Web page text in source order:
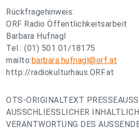
Rückfragehinweis:
ORF Radio Öffentlichkeitsarbeit
Barbara Hufnagl
Tel.: (01) 501 01/18175
mailto:barbara.hufnagl@orf.at
http://radiokulturhaus.ORF.at
OTS-ORIGINALTEXT
AUSSCHLIESSLICHER
VERANTWORTUNG DES